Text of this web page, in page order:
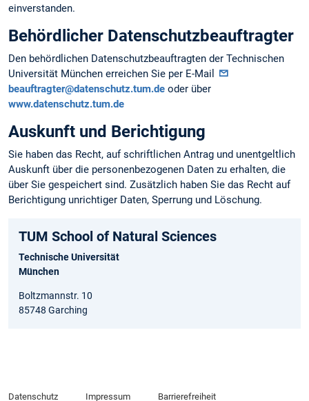
einverstanden.
Behördlicher Datenschutzbeauftragter
Den behördlichen Datenschutzbeauftragten der Technischen
Universität München erreichen Sie per E-Mail
beauftragter@datenschutz.tum.de oder über
www.datenschutz.tum.de
Auskunft und Berichtigung
Sie haben das Recht, auf schriftlichen Antrag und unentgeltlich
Auskunft über die personen­bezogenen Daten zu erhalten, die
über Sie gespeichert sind. Zusätzlich haben Sie das Recht auf
Berichtigung unrichtiger Daten, Sperrung und Löschung.
TUM School of Natural Sciences
Technische Universität
München
Boltzmannstr. 10
85748 Garching
Datenschutz Impressum Barrierefreiheit